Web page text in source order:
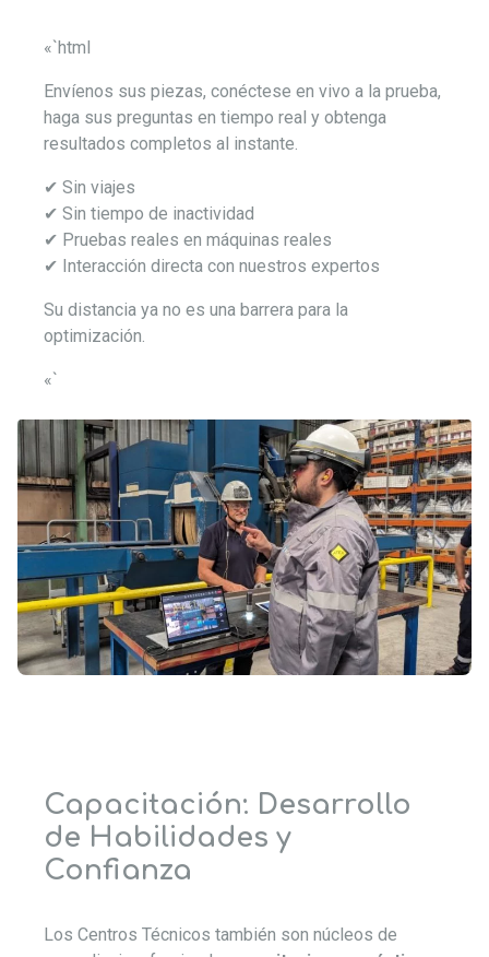
«`html
Envíenos sus piezas, conéctese en vivo a la prueba,
haga sus preguntas en tiempo real y obtenga
resultados completos al instante.
✔ Sin viajes
✔ Sin tiempo de inactividad
✔ Pruebas reales en máquinas reales
✔ Interacción directa con nuestros expertos
Su distancia ya no es una barrera para la
optimización.
«`
Capacitación: Desarrollo
de Habilidades y
Confianza
Los Centros Técnicos también son núcleos de